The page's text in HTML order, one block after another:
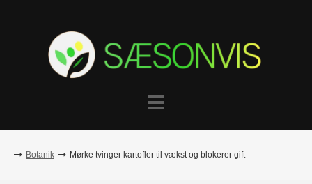
Botanik Mørke tvinger kartofler til vækst og blokerer gift